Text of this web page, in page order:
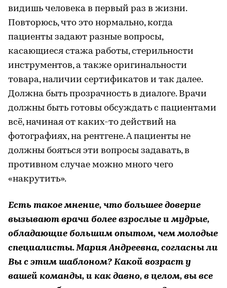
видишь человека в первый раз в жизни.
Повторюсь, что это нормально, когда
пациенты задают разные вопросы,
касающиеся стажа работы, стерильности
инструментов, а также оригинальности
товара, наличии сертификатов и так далее.
Должна быть прозрачность в диалоге. Врачи
должны быть готовы обсуждать с пациентами
всё, начиная от каких-то действий на
фотографиях, на рентгене. А пациенты не
должны бояться эти вопросы задавать, в
противном случае можно много чего
«накрутить».
Есть такое мнение, что большее доверие
вызывают врачи более взрослые и мудрые,
обладающие большим опытом, чем молодые
специалисты. Мария Андреевна, согласны ли
Вы с этим шаблоном? Какой возраст у
вашей команды, и как давно, в целом, вы все